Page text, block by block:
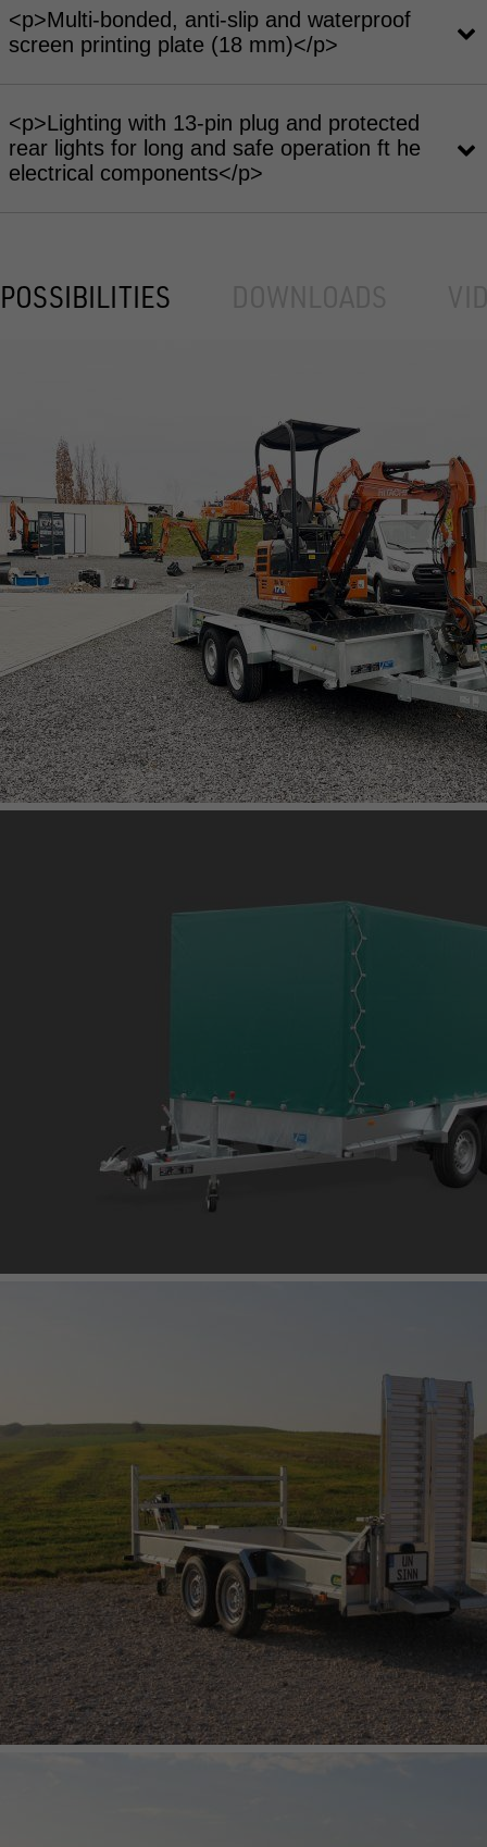
<p>Multi-bonded, anti-slip and waterproof
screen printing plate (18 mm)</p>
<p>Lighting with 13-pin plug and protected
rear lights for long and safe operation ft he
electrical components</p>
POSSIBILITIES
FAHRZEUG- & MASCHINENTRANSPORTER
UNSINN Baumaschinenanhänger:
UNSINN Baumaschinenanhänger UBA